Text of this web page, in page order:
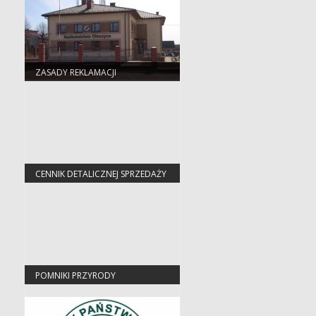
ZASADY REKLAMACJI
CENNIK DETALICZNEJ SPRZEDAŻY
DREWNA
POMNIKI PRZYRODY